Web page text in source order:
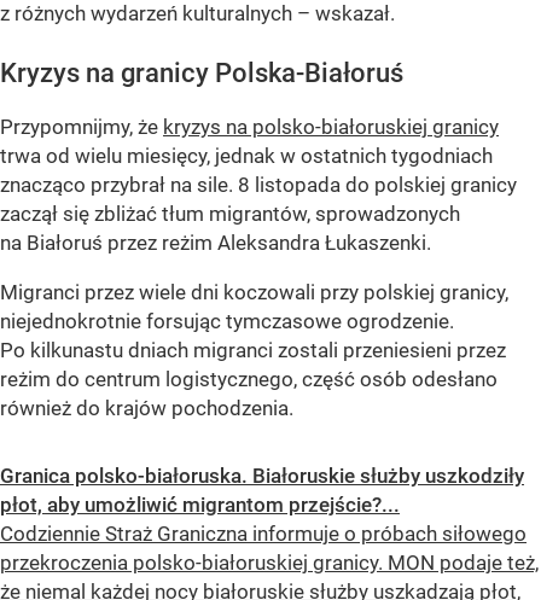
z różnych wydarzeń kulturalnych – wskazał.
Kryzys na granicy Polska-Białoruś
Przypomnijmy, że kryzys na polsko-białoruskiej granicy
trwa od wielu miesięcy, jednak w ostatnich tygodniach
znacząco przybrał na sile. 8 listopada do polskiej granicy
zaczął się zbliżać tłum migrantów, sprowadzonych
na Białoruś przez reżim Aleksandra Łukaszenki.
Migranci przez wiele dni koczowali przy polskiej granicy,
niejednokrotnie forsując tymczasowe ogrodzenie.
Po kilkunastu dniach migranci zostali przeniesieni przez
reżim do centrum logistycznego, część osób odesłano
również do krajów pochodzenia.
Granica polsko-białoruska. Białoruskie służby uszkodziły
płot, aby umożliwić migrantom przejście?...
Codziennie Straż Graniczna informuje o próbach siłowego
przekroczenia polsko-białoruskiej granicy. MON podaje też,
że niemal każdej nocy białoruskie służby uszkadzają płot,